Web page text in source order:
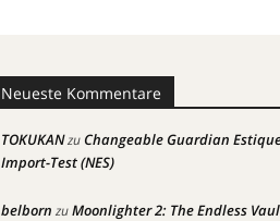
Neueste Kommentare
TOKUKANzuChangeable Guardian
Import-Test (NES)
belborn zuMoonlighter 2: The Endless